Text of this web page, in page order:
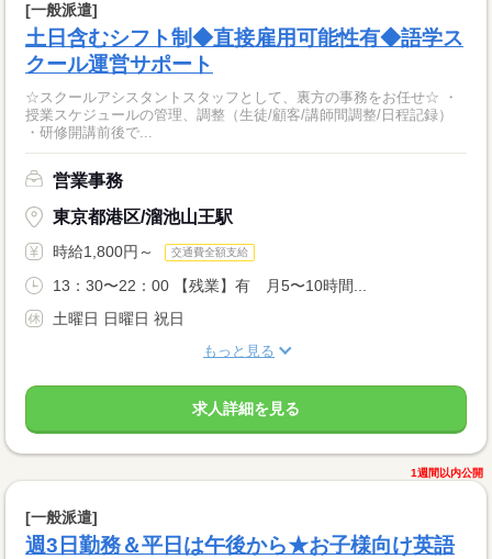
[一般派遣]
土日含むシフト制◆直接雇用可能性有◆語学ス
クール運営サポート
☆スクールアシスタントスタッフとして、裏方の事務をお任せ☆ ・
授業スケジュールの管理、調整（生徒/顧客/講師間調整/日程記録）
・研修開講前後で...
営業事務
東京都港区/溜池山王駅
時給1,800円～ 交通費全額支給
13：30〜22：00 【残業】有 月5〜10時間...
土曜日 日曜日 祝日
もっと見る
求人詳細を見る
1週間以内公開
[一般派遣]
週3日勤務＆平日は午後から★お子様向け英語